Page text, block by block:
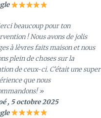
beaucoup pour ton
! Nous avons de jolis
à lèvres faits maison et nous
plein de choses sur la
de ceux-ci. C’était une super
que nous
»
, 5 octobre 2025